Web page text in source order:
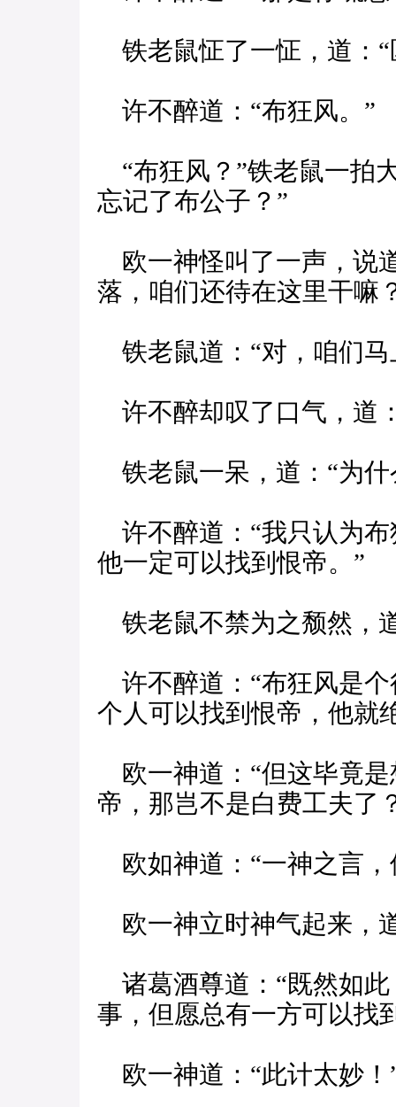
铁老鼠怔了一怔，道：“
许不醉道：“布狂风。”
“布狂风？”铁老鼠一拍
忘记了布公子？”
欧一神怪叫了一声，说
落，咱们还待在这里干嘛
铁老鼠道：“对，咱们马
许不醉却叹了口气，道
铁老鼠一呆，道：“为什
许不醉道：“我只认为
他一定可以找到恨帝。”
铁老鼠不禁为之颓然，
许不醉道：“布狂风是
个人可以找到恨帝，他就
欧一神道：“但这毕竟
帝，那岂不是白费工夫了
欧如神道：“一神之言，
欧一神立时神气起来，
诸葛酒尊道：“既然如
事，但愿总有一方可以找
欧一神道：“此计太妙！